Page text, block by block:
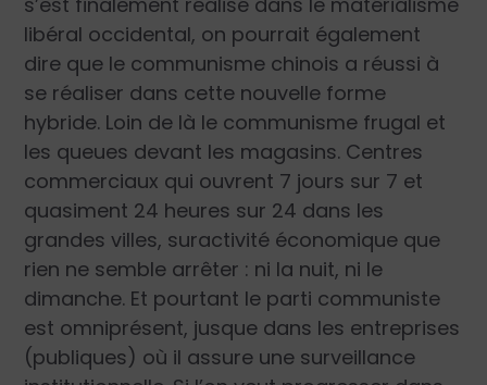
libéral occidental, on pourrait également
dire que le communisme chinois a réussi à
se réaliser dans cette nouvelle forme
hybride. Loin de là le communisme frugal et
les queues devant les magasins. Centres
commerciaux qui ouvrent 7 jours sur 7 et
quasiment 24 heures sur 24 dans les
grandes villes, suractivité économique que
rien ne semble arrêter : ni la nuit, ni le
dimanche. Et pourtant le parti communiste
est omniprésent, jusque dans les entreprises
(publiques) où il assure une surveillance